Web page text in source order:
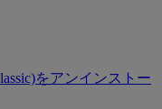
をアンインストー